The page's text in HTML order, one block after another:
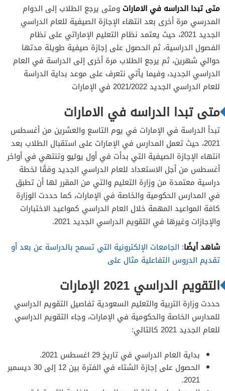
متى تبدا الدراسه في الامارات ومتى يرجع الطلاب إلى الدوام
المدرسي مرة أخرى بعد انتهاء الإجازة الصيفية للعام الدراسي
الجديد 2021، حيث يعتمد نظام التعليم الإماراتي على نظام
الفصول الدراسية، ثم الحصول على إجازة صيفية طويلة مدتها
حوالي شهرين، ثم يرجع الطلاب مرة أخرى إلى الدراسة في العام
الدراسي الجديد، وفيما يأتي نتعرف على موعد بداية الدراسة
للعام الدراسي الجديد 2021/2022 في الإمارات
متى تبدا الدراسه في الامارات
تبدأ الدراسة في الإمارات في يوم التاسع والعشرين من أغسطس
2021، حيث تعمل المدارس في الإمارات على استقبال الطلاب بعد
انتهاء الإجازة الصيفية التي بدأت في أول يوليو وتنتهي في أواخر
أغسطس من أجل الاستعداد للعام الدراسي الجديد وفقًا لخطة
دراسية معتمدة من وزارة التعليم والتي من المقرر لها أن تطبق
في المدارس الحكومية والخاصة في الإمارات، كما حددت الوزارة
كافة المواعيد المهمة خلال العام الدراسي كمواعيد الاختبارات
والإجازات وغيرها في التقويم الدراسي الجديد 2021.
شاهد أيضًا: الجامعات الإلكترونية التي تسمح بالدراسة عن بعد أو
تقديم الدروس التفاعلية مثال على
التقويم الدراسي 2021 الإمارات
حددت وزارة التربية والتعليم السعودية تفاصيل التقويم الدراسي
للمدارس الخاصة والحكومية في الإمارات، وجاء التقويم الدراسي
للعام الجديد 2021 كالتالي:
بداية العام الدراسي في تاريخ 29 اغسطس 2021.
الحصول على إجازة الشتاء في الفترة بين 12 إلى 30 ديسمبر
2021.